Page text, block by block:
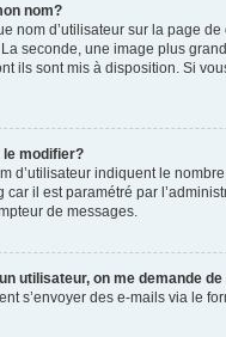
nom?
nom d’utilisateur sur la page
seconde, une image plus
ils sont mis à disposition. Si
le modifier?
d’utilisateur indiquent le
car il est paramétré par
de messages.
utilisateur, on me demande
s’envoyer des e-mails via le